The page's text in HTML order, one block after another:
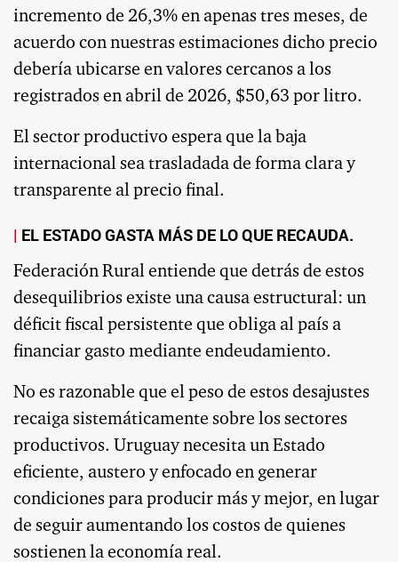
incremento de 26,3% en apenas tres meses, de
acuerdo con nuestras estimaciones dicho precio
debería ubicarse en valores cercanos a los
registrados en abril de 2026, $50,63 por litro.
El sector productivo espera que la baja
internacional sea trasladada de forma clara y
transparente al precio final.
EL ESTADO GASTA MÁS DE LO QUE RECAUDA.
Federación Rural entiende que detrás de estos
desequilibrios existe una causa estructural: un
déficit fiscal persistente que obliga al país a
financiar gasto mediante endeudamiento.
No es razonable que el peso de estos desajustes
recaiga sistemáticamente sobre los sectores
productivos. Uruguay necesita un Estado
eficiente, austero y enfocado en generar
condiciones para producir más y mejor, en lugar
de seguir aumentando los costos de quienes
sostienen la economía real.